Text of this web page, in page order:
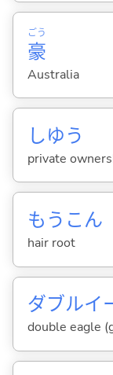
豪
ごう
Australia
しゆう
private
もうこん
hair root
ダブルイ
double eagle